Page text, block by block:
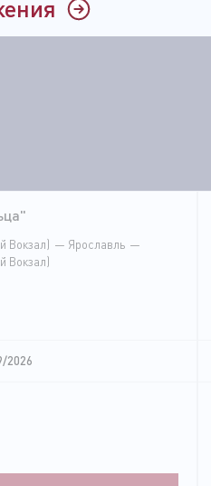
Вокзал)
Ярославль
Вокзал)
2026